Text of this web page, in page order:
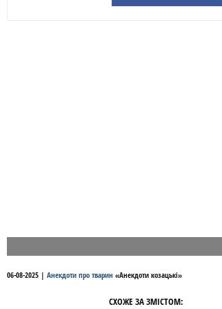
06-08-2025 | Анекдоти про тварин «Анекдоти козацькі»
СХОЖЕ ЗА ЗМІСТОМ: